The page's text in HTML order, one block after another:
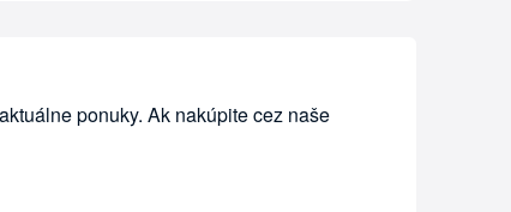
ponuky. Ak nakúpite cez naše